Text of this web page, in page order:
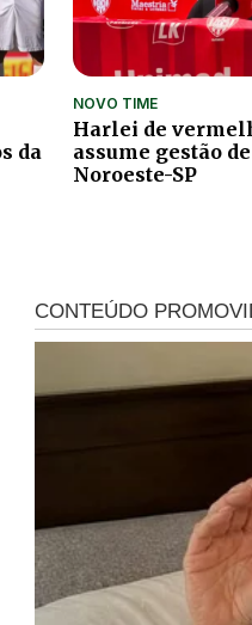
da
NOVO TIME
Harlei de
assume gestão
Noroeste-SP